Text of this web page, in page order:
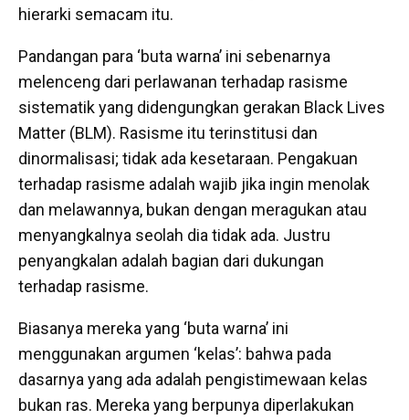
hierarki semacam itu.
Pandangan para ‘buta warna’ ini sebenarnya
melenceng dari perlawanan terhadap rasisme
sistematik yang didengungkan gerakan Black Lives
Matter (BLM). Rasisme itu terinstitusi dan
dinormalisasi; tidak ada kesetaraan. Pengakuan
terhadap rasisme adalah wajib jika ingin menolak
dan melawannya, bukan dengan meragukan atau
menyangkalnya seolah dia tidak ada. Justru
penyangkalan adalah bagian dari dukungan
terhadap rasisme.
Biasanya mereka yang ‘buta warna’ ini
menggunakan argumen ‘kelas’: bahwa pada
dasarnya yang ada adalah pengistimewaan kelas
bukan ras. Mereka yang berpunya diperlakukan